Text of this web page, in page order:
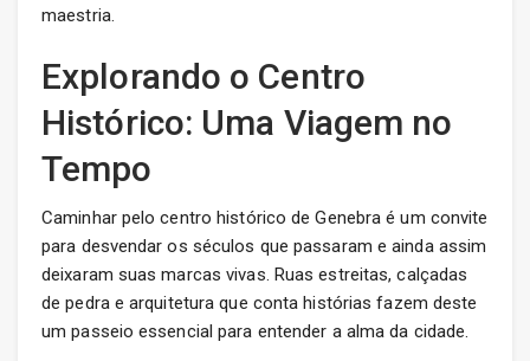
maestria.
Explorando o Centro
Histórico: Uma Viagem no
Tempo
Caminhar pelo centro histórico de Genebra é um convite
para desvendar os séculos que passaram e ainda assim
deixaram suas marcas vivas. Ruas estreitas, calçadas
de pedra e arquitetura que conta histórias fazem deste
um passeio essencial para entender a alma da cidade.